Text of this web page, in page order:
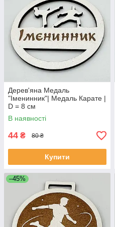
Дерев'яна Медаль
"Іменинник"| Медаль Карате |
D = 8 см
В наявності
44 ₴ 80 ₴
Купити
–45%